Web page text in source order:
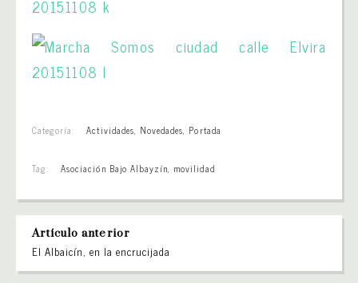
Categoría: Actividades, Novedades, Portada
Tag: Asociación Bajo Albayzín, movilidad
Artículo anterior
El Albaicín, en la encrucijada